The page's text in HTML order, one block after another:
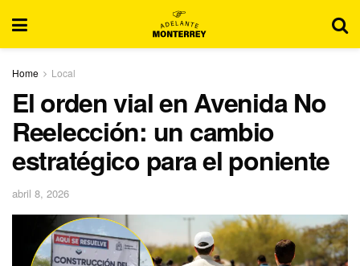
Home Local
El orden vial en Avenida No
Reelección: un cambio
estratégico para el poniente
abril 8, 2026